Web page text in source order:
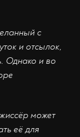
с
и отсылок,
Однако и во
может
её для